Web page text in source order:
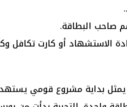
صاحب البطاقة.
الاستشهاد أو كارت تكافل
بيانات بطاقة التموين 2025 يمثل بداية مشروع